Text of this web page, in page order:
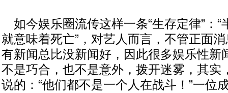
如今娱乐圈流传这样一条“生存定律”：“
就意味着死亡”，对艺人而言，不管正面
有新闻总比没新闻好，因此很多娱乐性新
不是巧合，也不是意外，拨开迷雾，其实
说的：“他们都不是一个人在战斗！”一位